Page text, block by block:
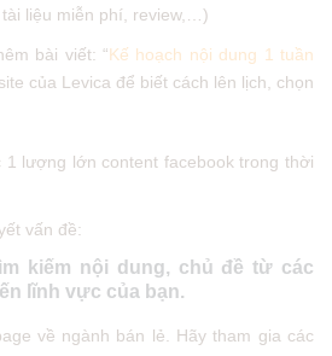
liệu miễn phí, review,…)
bài viết: “Kế hoạch nội dung 1 tuần
của Levica để biết cách lên lịch, chọn
lượng lớn content facebook trong thời
vấn đề:
kiếm nội dung, chủ đề từ các
lĩnh vực của bạn.
về ngành bán lẻ. Hãy tham gia các